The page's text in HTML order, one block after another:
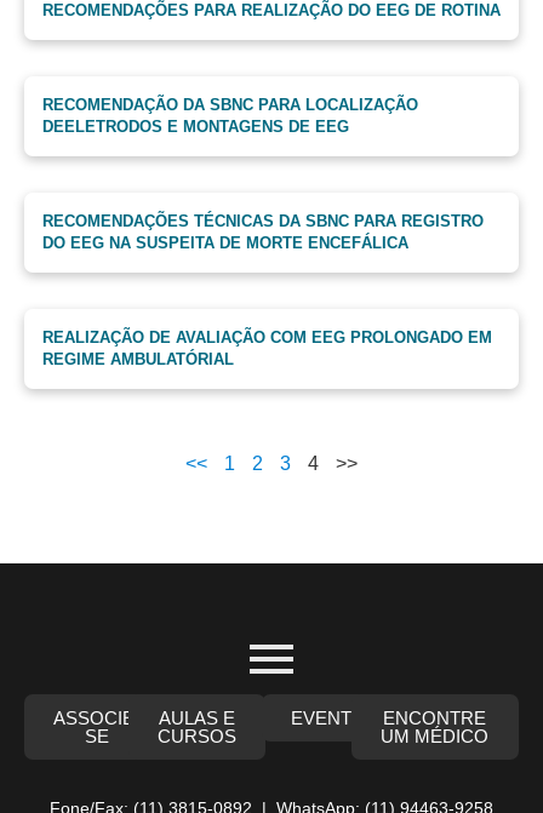
RECOMENDAÇÕES PARA REALIZAÇÃO DO EEG DE ROTINA
RECOMENDAÇÃO DA SBNC PARA LOCALIZAÇÃO
DEELETRODOS E MONTAGENS DE EEG
RECOMENDAÇÕES TÉCNICAS DA SBNC PARA REGISTRO
DO EEG NA SUSPEITA DE MORTE ENCEFÁLICA
REALIZAÇÃO DE AVALIAÇÃO COM EEG PROLONGADO EM
REGIME AMBULATÓRIAL
<< 1 2 3 4 >>
ASSOCIE-
SE
AULAS E
CURSOS
EVENTOS
ENCONTRE
UM MÉDICO
Fone/Fax: (11) 3815-0892 | WhatsApp: (11) 94463-9258